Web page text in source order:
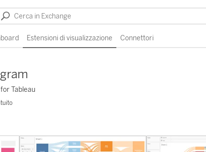
Estensioni di visualizzazione Connettori
Tableau